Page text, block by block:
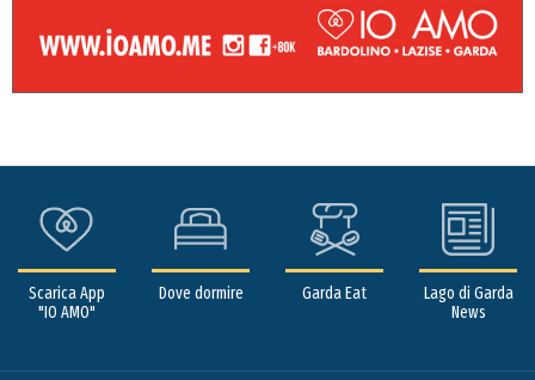
Scarica App
"IO AMO"
Dove dormire Garda Eat
Lago di Garda
News